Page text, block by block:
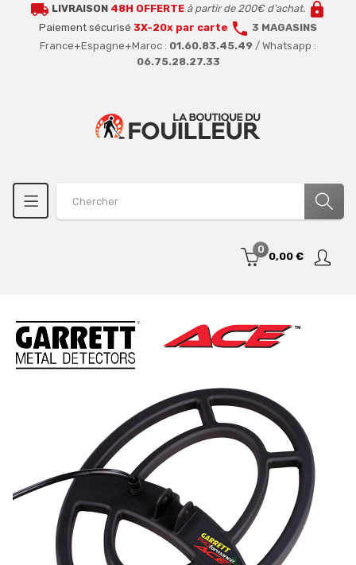
local_shipping LIVRAISON 48H OFFERTE à partir de 200€ d'achat. lock
Paiement sécurisé 3X-20x par carte call 3 MAGASINS
France+Espagne+Maroc : 01.60.83.45.49 / Whatsapp :
06.75.28.27.33
0
0,00 €